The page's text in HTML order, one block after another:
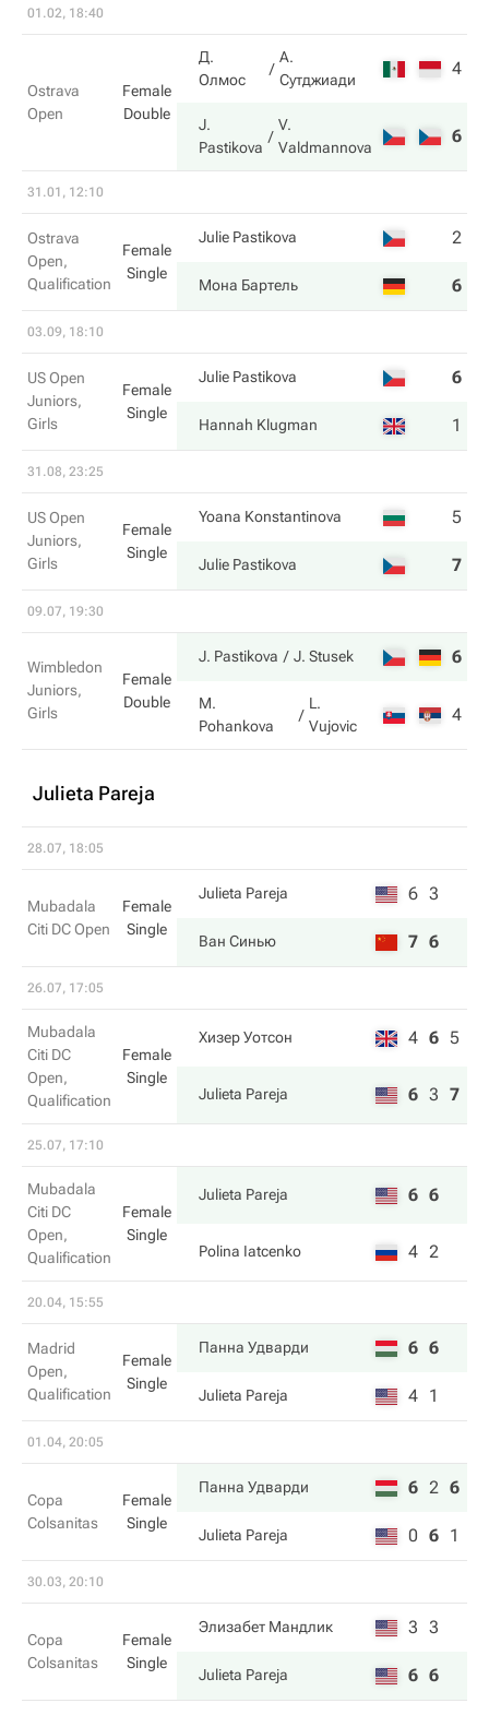
01.02, 18:40
Ostrava
Open
Female
Double
Д.
Олмос
А.
Сутджиади
4
J.
Pastikova
V.
Valdmannova
6
31.01, 12:10
Ostrava
Open,
Qualification
Female
Single
Julie Pastikova 2
Мона Бартель 6
03.09, 18:10
US Open
Juniors,
Girls
Female
Single
Julie Pastikova 6
Hannah Klugman 1
31.08, 23:25
US Open
Juniors,
Girls
Female
Single
Yoana Konstantinova 5
Julie Pastikova 7
09.07, 19:30
Wimbledon
Juniors,
Girls
Female
Double
J. Pastikova J. Stusek 6
M.
Pohankova
L.
Vujovic
4
Julieta Pareja
28.07, 18:05
Mubadala
Citi DC Open
Female
Single
Julieta Pareja 6 3
Ван Синью 7 6
26.07, 17:05
Mubadala
Citi DC
Open,
Qualification
Female
Single
Хизер Уотсон 4 6 5
Julieta Pareja 6 3 7
25.07, 17:10
Mubadala
Citi DC
Open,
Qualification
Female
Single
Julieta Pareja 6 6
Polina Iatcenko 4 2
20.04, 15:55
Madrid
Open,
Qualification
Female
Single
Панна Удварди 6 6
Julieta Pareja 4 1
01.04, 20:05
Copa
Colsanitas
Female
Single
Панна Удварди 6 2 6
Julieta Pareja 0 6 1
30.03, 20:10
Copa
Colsanitas
Female
Single
Элизабет Мандлик 3 3
Julieta Pareja 6 6